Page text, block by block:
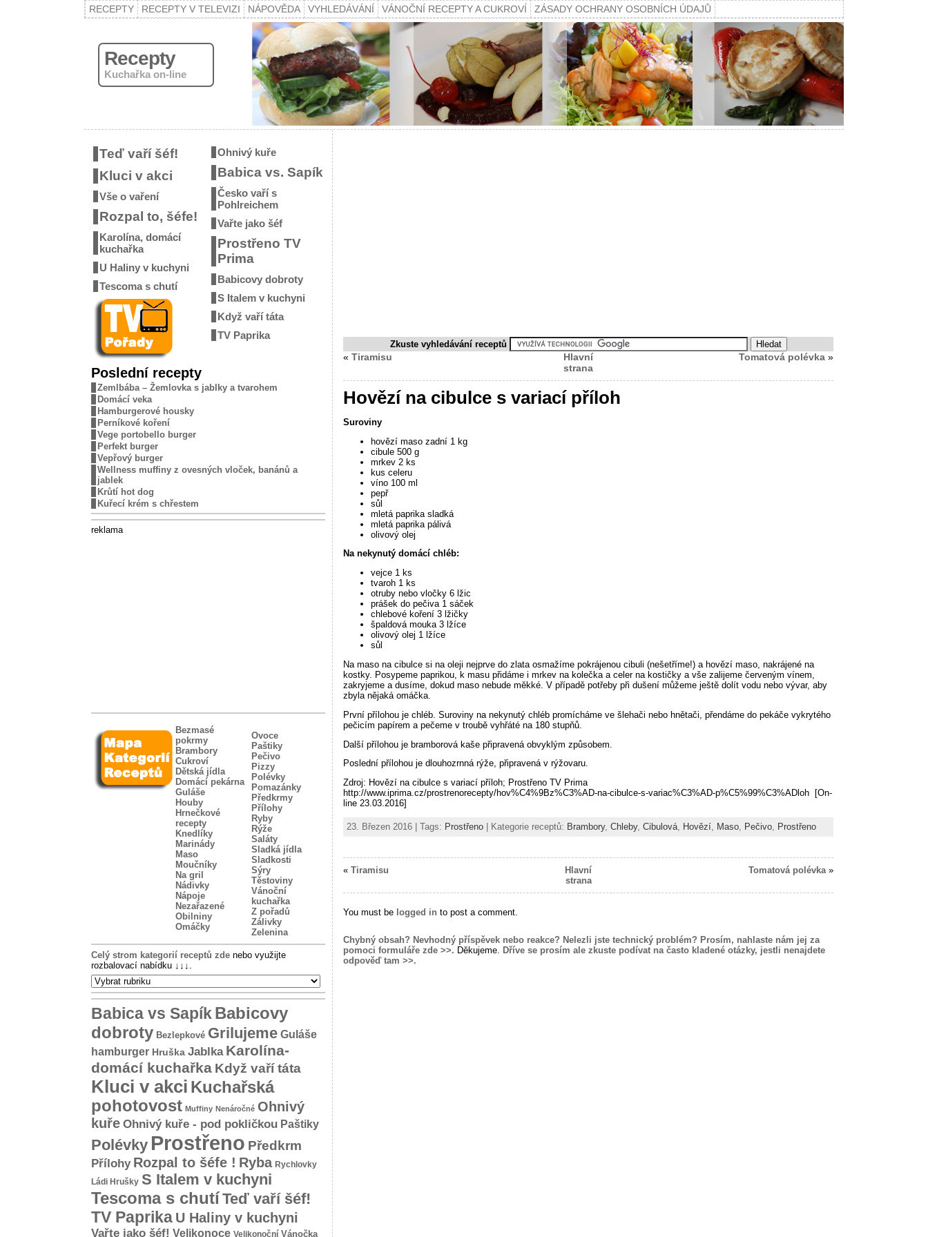
RECEPTY RECEPTY V TELEVIZI NÁPOVĚDA VYHLEDÁVÁNÍ VÁNOČNÍ RECEPTY A CUKROVÍ ZÁSADY OCHRANY OSOBNÍCH ÚDAJŮ
Recepty
Kuchařka on-line
Teď vaří šéf!
Kluci v akci
Vše o vaření
Rozpal to, šéfe!
Karolína, domácí
kuchařka
U Haliny v kuchyni
Tescoma s chutí
Ohnivý kuře
Babica vs. Sapík
Česko vaří s
Pohlreichem
Vařte jako šéf
Prostřeno TV
Prima
Babicovy dobroty
S Italem v kuchyni
Když vaří táta
TV Paprika
Poslední recepty
Zemlbába – Žemlovka s jablky a tvarohem
Domácí veka
Hamburgerové housky
Perníkové koření
Vege portobello burger
Perfekt burger
Vepřový burger
Wellness muffiny z ovesných vloček, banánů a
jablek
Krůtí hot dog
Kuřecí krém s chřestem
reklama
Bezmasé
pokrmy
Brambory
Cukroví
Dětská jídla
Domácí pekárna
Guláše
Houby
Hrnečkové
recepty
Knedlíky
Marinády
Maso
Moučníky
Na gril
Nádivky
Nápoje
Nezařazené
Obilniny
Omáčky
Ovoce
Paštiky
Pečivo
Pizzy
Polévky
Pomazánky
Předkrmy
Přílohy
Ryby
Rýže
Saláty
Sladká jídla
Sladkosti
Sýry
Těstoviny
Vánoční
kuchařka
Z pořadů
Zálivky
Zelenina
Celý strom kategorií receptů zde nebo využijte
rozbalovací nabídku ↓↓↓
Babica vs Sapík Babicovy
dobroty Bezlepkové Grilujeme Guláše
hamburger Hruška Jablka Karolína-
domácí kuchařka Když vaří táta
Kluci v akci Kuchařská
pohotovost Muffiny Nenáročné Ohnivý
kuře Ohnivý kuře - pod pokličkou Paštiky
Polévky Prostřeno Předkrm
Přílohy Rozpal to šéfe ! Ryba Rychlovky
Ládi Hrušky S Italem v kuchyni
Tescoma s chutíTeď vaří šéf!
TV Paprika U Haliny v kuchyni
Vařte jako šéf! Velikonoce Velikonoční Vánočka
Zkuste vyhledávání receptů
« Tiramisu
Hlavní
strana
Tomatová polévka »
Hovězí na cibulce s variací příloh
Suroviny
hovězí maso zadní 1 kg
cibule 500 g
mrkev 2 ks
kus celeru
víno 100 ml
pepř
sůl
mletá paprika sladká
mletá paprika pálivá
olivový olej
Na nekynutý domácí chléb:
vejce 1 ks
tvaroh 1 ks
otruby nebo vločky 6 lžic
prášek do pečiva 1 sáček
chlebové koření 3 lžičky
špaldová mouka 3 lžíce
olivový olej 1 lžíce
sůl
Na maso na cibulce si na oleji nejprve do zlata osmažíme pokrájenou cibuli (nešetříme!) a hovězí maso, nakrájené na
kostky. Posypeme paprikou, k masu přidáme i mrkev na kolečka a celer na kostičky a vše zalijeme červeným vínem,
zakryjeme a dusíme, dokud maso nebude měkké. V případě potřeby při dušení můžeme ještě dolít vodu nebo vývar, aby
zbyla nějaká omáčka.
První přílohou je chléb. Suroviny na nekynutý chléb promícháme ve šlehači nebo hnětači, přendáme do pekáče vykrytého
pečicím papírem a pečeme v troubě vyhřáté na 180 stupňů.
Další přílohou je bramborová kaše připravená obvyklým způsobem.
Poslední přílohou je dlouhozrnná rýže, připravená v rýžovaru.
Zdroj: Hovězí na cibulce s variací příloh; Prostřeno TV Prima
http://www.iprima.cz/prostrenorecepty/hov%C4%9Bz%C3%AD-na-cibulce-s-variac%C3%AD-p%C5%99%C3%ADloh [On-
line 23.03.2016]
23. Březen 2016 | Tags: Prostřeno | Kategorie receptů: Brambory, Chleby, Cibulová Hovězí Maso Pečivo Prostřeno
« Tiramisu
Hlavní
strana
Tomatová polévka »
You must be logged in to post a comment.
Chybný obsah? Nevhodný příspěvek nebo reakce? Nelezli jste technický problém? Prosím, nahlaste nám jej za
pomoci formuláře zde >>. Děkujeme.
Dříve se prosím ale zkuste podívat na často kladené otázky, jestli nenajdete
odpověď tam >>.